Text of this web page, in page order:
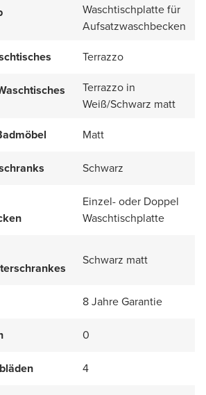
Waschtischplatte für
Aufsatzwaschbecken
Terrazzo
Terrazzo in
Weiß/Schwarz matt
Matt
Schwarz
Einzel- oder Doppel
Waschtischplatte
Schwarz matt
8 Jahre Garantie
0
4